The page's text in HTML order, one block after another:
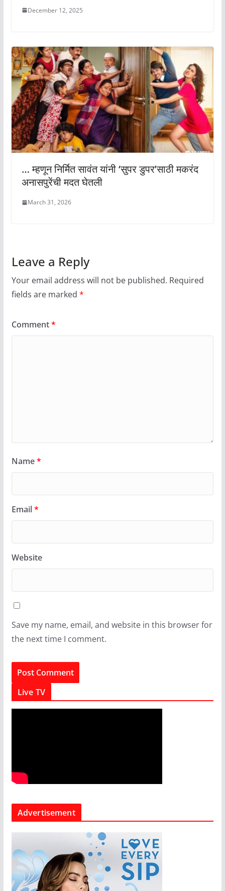
December 12, 2025
… म्हणून निर्मित सावंत यांनी ‘सुपर डुपर’साठी मकरंद
अनासपुरेंची मदत घेतली
March 31, 2026
Leave a Reply
Your email address will not be published. Required
fields are marked *
Comment*
Name*
Email*
Website
Save my name, email, and website in this browser for
the next time I comment.
Live TV
Advertisement